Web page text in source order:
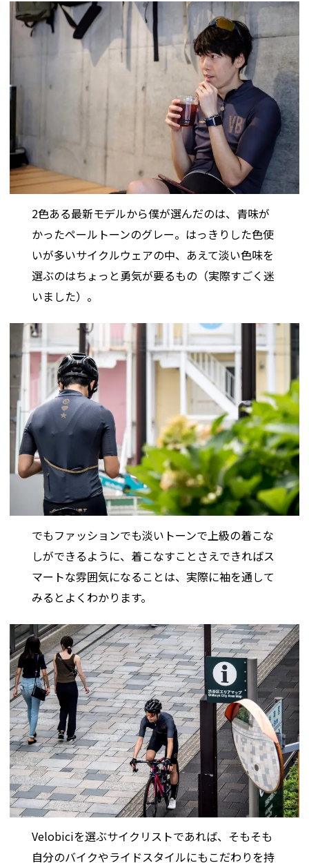
2色ある最新モデルから僕が選んだのは、青味が
かったペールトーンのグレー。はっきりした色使
いが多いサイクルウェアの中、あえて淡い色味を
選ぶのはちょっと勇気が要るもの（実際すごく迷
いました）。
でもファッションでも淡いトーンで上級の着こな
しができるように、着こなすことさえできればス
マートな雰囲気になることは、実際に袖を通して
みるとよくわかります。
Velobiciを選ぶサイクリストであれば、そもそも
自分のバイクやライドスタイルにもこだわりを持